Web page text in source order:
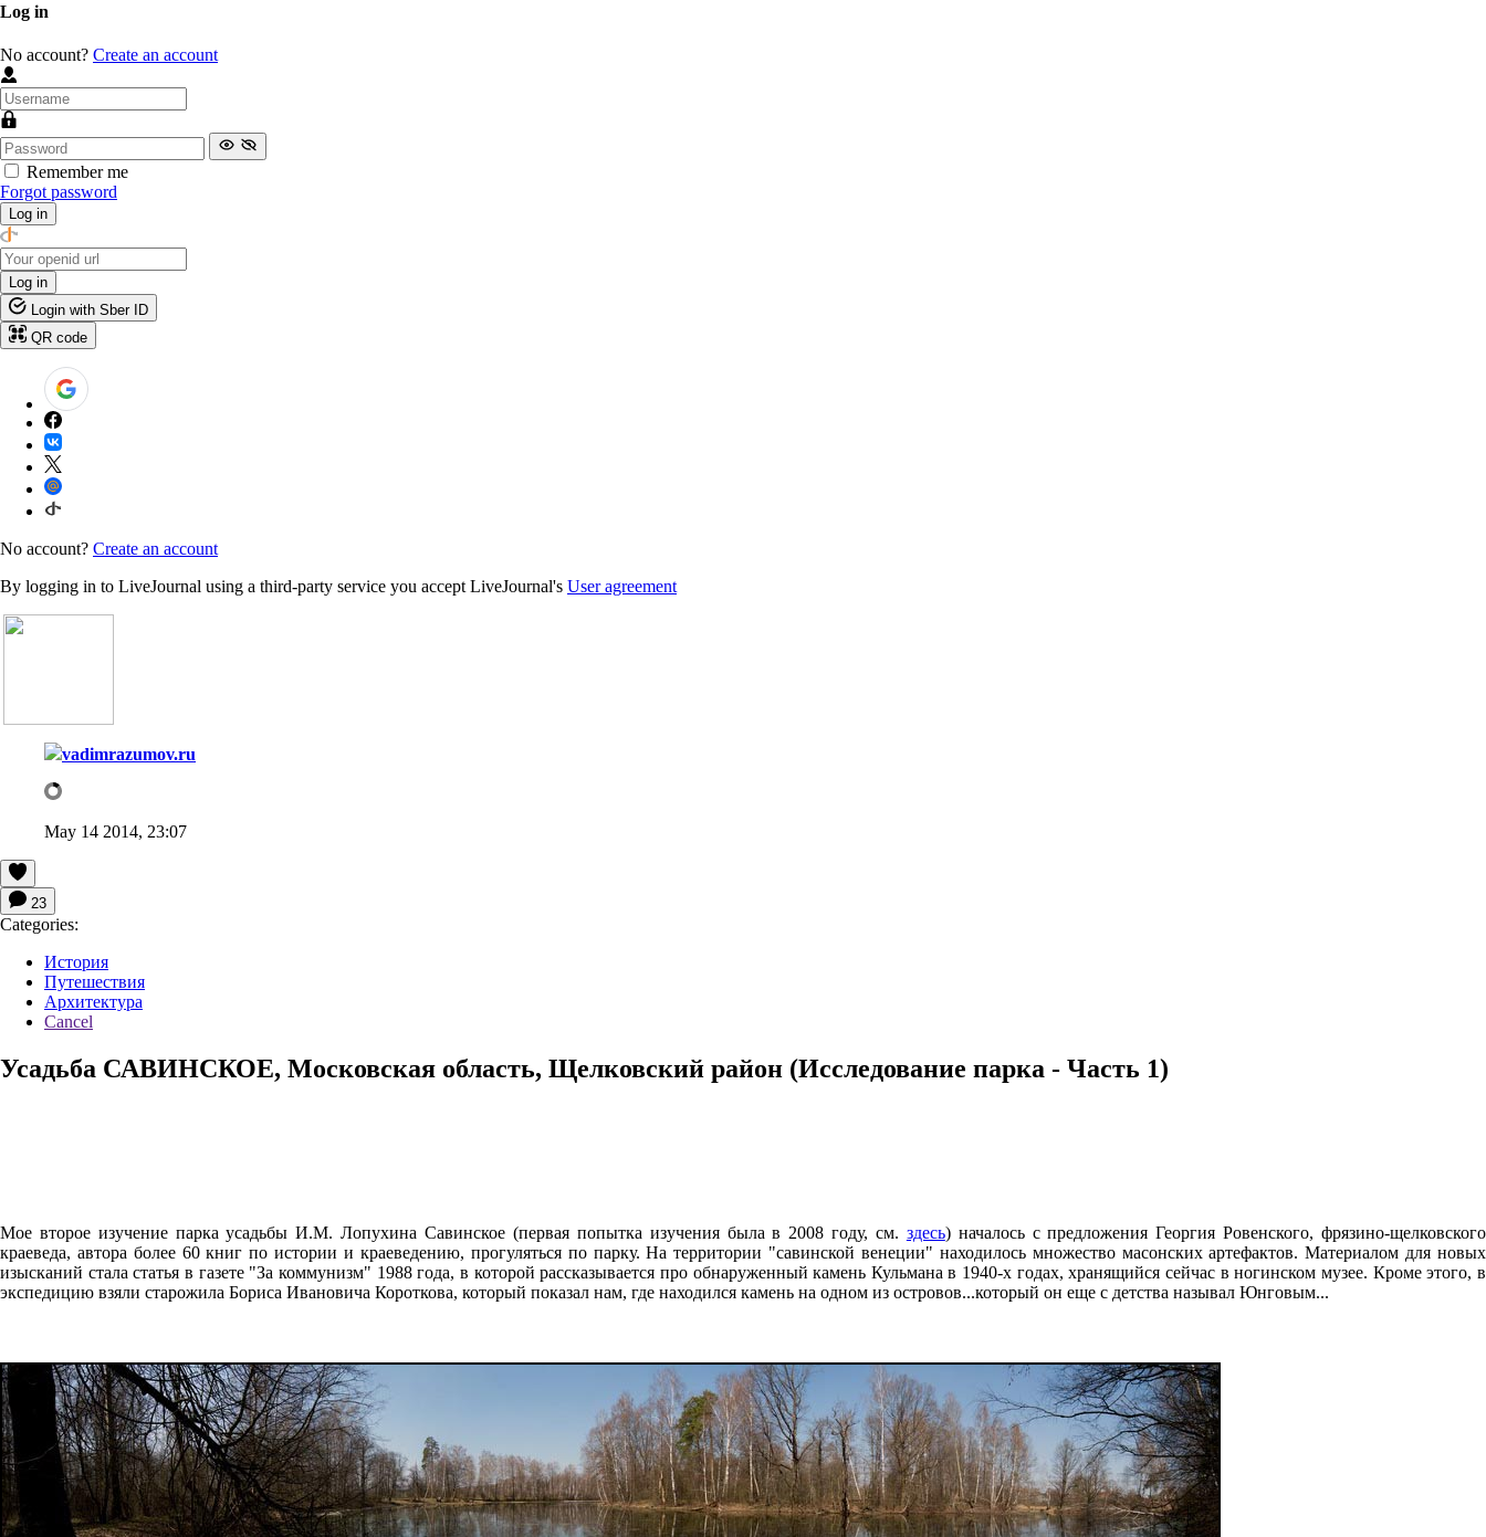
Log in
No account? Create an account
Remember me
Forgot password
Log in
Log in
Login with Sber ID
QR code
No account? Create an account
By logging in to LiveJournal using a third-party service you accept LiveJournal's User agreement
vadimrazumov.ru
May 14 2014, 23:07
23
Categories:
История
Путешествия
Архитектура
Cancel
Усадьба САВИНСКОЕ, Московская область, Щелковский район (Исследование парка - Часть 1)
Мое второе изучение парка усадьбы И.М. Лопухина Савинское (первая попытка изучения была в 2008 году, см. здесь) началось с предложения Георгия Ровенского, фрязино-щелковского
краеведа, автора более 60 книг по истории и краеведению, прогуляться по парку. На территории "савинской венеции" находилось множество масонских артефактов. Материалом для новых
изысканий стала статья в газете "За коммунизм" 1988 года, в которой рассказывается про обнаруженный камень Кульмана в 1940-х годах, хранящийся сейчас в ногинском музее. Кроме этого, в
экспедицию взяли старожила Бориса Ивановича Короткова, который показал нам, где находился камень на одном из островов...который он еще с детства называл Юнговым...